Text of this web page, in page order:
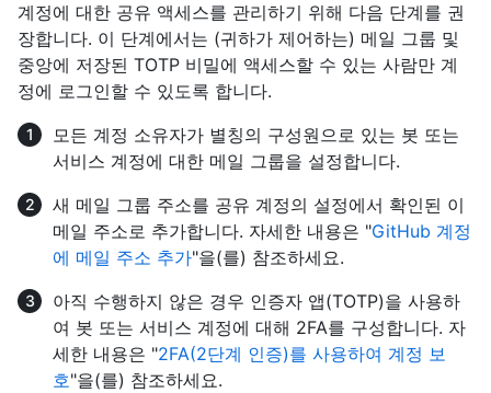
계정에 대한 공유 액세스를 관리하기 위해 다음 단계를 권
장합니다. 이 단계에서는 (귀하가 제어하는) 메일 그룹 및
중앙에 저장된 TOTP 비밀에 액세스할 수 있는 사람만 계
정에 로그인할 수 있도록 합니다.
모든 계정 소유자가 별칭의 구성원으로 있는 봇 또는
서비스 계정에 대한 메일 그룹을 설정합니다.
새 메일 그룹 주소를 공유 계정의 설정에서 확인된 이
메일 주소로 추가합니다. 자세한 내용은 "GitHub 계정
에 메일 주소 추가"을(를) 참조하세요.
아직 수행하지 않은 경우 인증자 앱(TOTP)을 사용하
여 봇 또는 서비스 계정에 대해 2FA를 구성합니다. 자
세한 내용은 "2FA(2단계 인증)를 사용하여 계정 보
호"을(를) 참조하세요.